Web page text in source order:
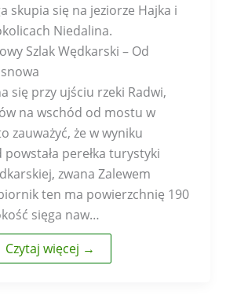
skupia się na jeziorze Hajka i
Niedalina.
Szlak Wędkarski – Od
się przy ujściu rzeki Radwi,
na wschód od mostu w
zauważyć, że w wyniku
perełka turystyki
zwana Zalewem
ten ma powierzchnię 190
sięga naw…
Czytaj więcej →